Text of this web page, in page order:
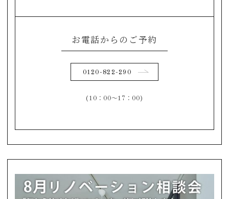
お電話からのご予約
0120-822-290
(10：00～17：00)